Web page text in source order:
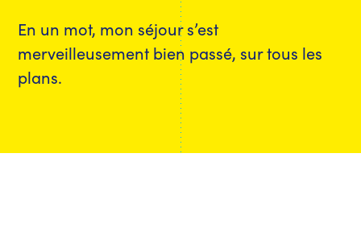
En un mot, mon séjour s’est
merveilleusement bien passé, sur tous les
plans.